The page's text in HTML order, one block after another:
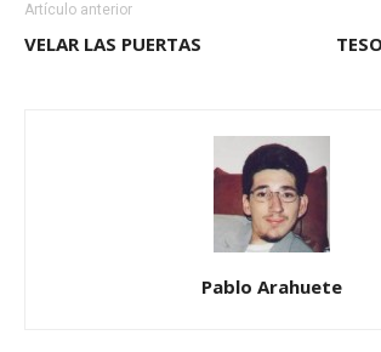
Artículo anterior
VELAR LAS PUERTAS
Pablo Arahuete